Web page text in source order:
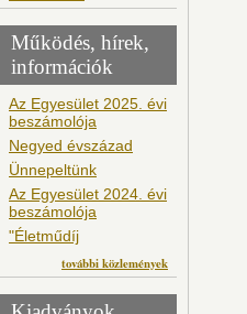
Működés, hírek,
információk
Az Egyesület 2025. évi
beszámolója
Negyed évszázad
Ünnepeltünk
Az Egyesület 2024. évi
beszámolója
"Életműdíj
további közlemények